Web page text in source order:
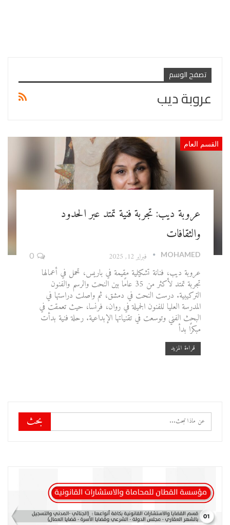
تصفح الوسم
عروبة ديب
القسم العام
عروبة ديب: تجربة فنية تمتد عبر الحدود
والثقافات
MOHAMED فبراير 12, 2025 0
عروبة ديب، فنانة تشكيلية مقيمة في باريس، تحمل في أعمالها
تجربة تمتد لأكثر من 35 عامًا بين النحت والرسم والفنون
التركيبية. درست النحت في دمشق، ثم واصلت دراستها في
المدرسة العليا للفنون الجميلة في روان، فرنسا، حيث تعمقت في
البحث الفني وتوسعت في تقنياتها الإبداعية. رحلة فنية بدأت
مبكرًا بدأ
قراءة المزيد